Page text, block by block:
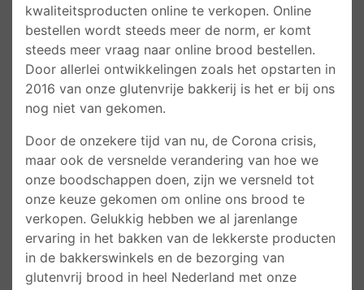
kwaliteitsproducten online te verkopen. Online
bestellen wordt steeds meer de norm, er komt
steeds meer vraag naar online brood bestellen.
Door allerlei ontwikkelingen zoals het opstarten in
2016 van onze glutenvrije bakkerij is het er bij ons
nog niet van gekomen.
Door de onzekere tijd van nu, de Corona crisis,
maar ook de versnelde verandering van hoe we
onze boodschappen doen, zijn we versneld tot
onze keuze gekomen om online ons brood te
verkopen. Gelukkig hebben we al jarenlange
ervaring in het bakken van de lekkerste producten
in de bakkerswinkels en de bezorging van
glutenvrij brood in heel Nederland met onze